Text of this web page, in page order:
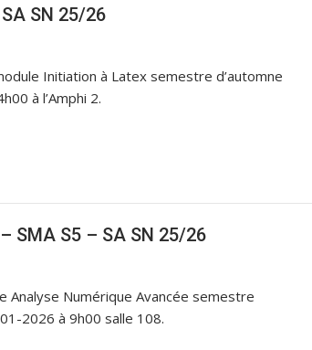
SN 25/26
Initiation à Latex semestre d’automne
à l’Amphi 2.
SMA S5 – SA SN 25/26
Analyse Numérique Avancée semestre
2026 à 9h00 salle 108.